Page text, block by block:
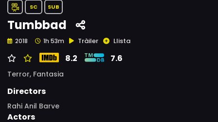
SC SUB
Tumbbad
2018 1h 53m Tràiler Llista
8.2 7.6
Terror, Fantasia
Directors
Rahi Anil Barve
Actors